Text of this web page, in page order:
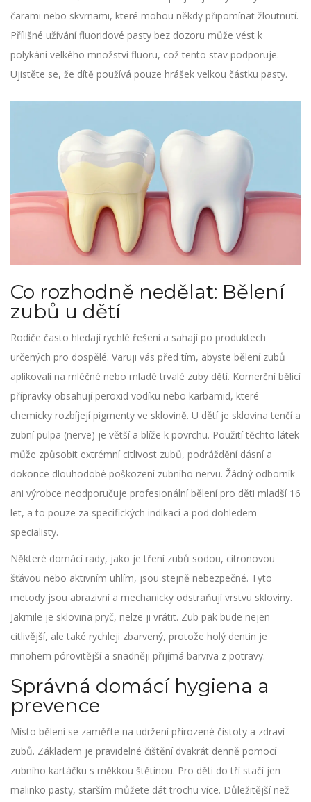
čarami nebo skvrnami, které mohou někdy připomínat žloutnutí.
Přílišné užívání fluoridové pasty bez dozoru může vést k
polykání velkého množství fluoru, což tento stav podporuje.
Ujistěte se, že dítě používá pouze hrášek velkou částku pasty.
Co rozhodně nedělat: Bělení
zubů u dětí
Rodiče často hledají rychlé řešení a sahají po produktech
určených pro dospělé. Varuji vás před tím, abyste bělení zubů
aplikovali na mléčné nebo mladé trvalé zuby dětí. Komerční bělicí
přípravky obsahují peroxid vodíku nebo karbamid, které
chemicky rozbíjejí pigmenty ve sklovině. U dětí je sklovina tenčí a
zubní pulpa (nerve) je větší a blíže k povrchu. Použití těchto látek
může způsobit extrémní citlivost zubů, podráždění dásní a
dokonce dlouhodobé poškození zubního nervu. Žádný odborník
ani výrobce neodporučuje profesionální bělení pro děti mladší 16
let, a to pouze za specifických indikací a pod dohledem
specialisty.
Některé domácí rady, jako je tření zubů sodou, citronovou
šťávou nebo aktivním uhlím, jsou stejně nebezpečné. Tyto
metody jsou abrazivní a mechanicky odstraňují vrstvu skloviny.
Jakmile je sklovina pryč, nelze ji vrátit. Zub pak bude nejen
citlivější, ale také rychleji zbarvený, protože holý dentin je
mnohem pórovitější a snadněji přijímá barviva z potravy.
Správná domácí hygiena a
prevence
Místo bělení se zaměřte na udržení přirozené čistoty a zdraví
zubů. Základem je pravidelné čištění dvakrát denně pomocí
zubního kartáčku s měkkou štětinou. Pro děti do tří stačí jen
malinko pasty, starším můžete dát trochu více. Důležitější než